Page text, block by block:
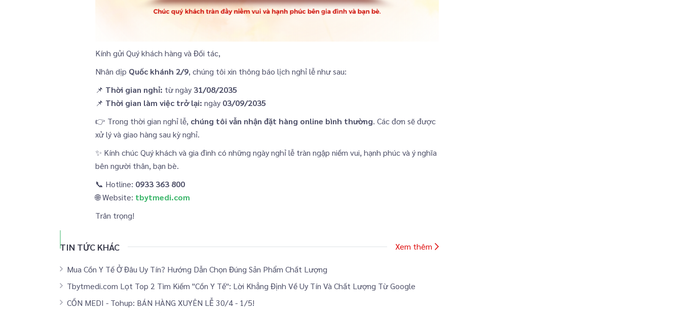
Kính gửi Quý khách hàng và Đối tác,
Nhân dịp Quốc khánh 2/9, chúng tôi xin thông báo lịch nghỉ lễ như sau:
📌 Thời gian nghỉ: từ ngày 31/08/2035
📌 Thời gian làm việc trở lại: ngày 03/09/2035
👉 Trong thời gian nghỉ lễ, chúng tôi vẫn nhận đặt hàng online bình thường. Các đơn sẽ được
xử lý và giao hàng sau kỳ nghỉ.
✨ Kính chúc Quý khách và gia đình có những ngày nghỉ lễ tràn ngập niềm vui, hạnh phúc và ý nghĩa
bên người thân, bạn bè.
📞 Hotline: 0933 363 800
🌐 Website: tbytmedi.com
Trân trọng!
TIN TỨC KHÁC Xem thêm
Mua Cồn Y Tế Ở Đâu Uy Tín? Hướng Dẫn Chọn Đúng Sản Phẩm Chất Lượng
Tbytmedi.com Lọt Top 2 Tìm Kiếm "Cồn Y Tế": Lời Khẳng Định Về Uy Tín Và Chất Lượng Từ Google
CỒN MEDI - Tohup: BÁN HÀNG XUYÊN LỄ 30/4 - 1/5!